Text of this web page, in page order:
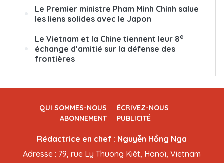
Le Premier ministre Pham Minh Chinh salue
les liens solides avec le Japon
Le Vietnam et la Chine tiennent leur 8e
échange d’amitié sur la défense des
frontières
QUI SOMMES-NOUS
ÉCRIVEZ-NOUS
ABONNEMENT
PUBLICITÉ
Rédactrice en chef : Nguyễn Hồng Nga
Adresse : 79, rue Ly Thuong Kiêt, Hanoï, Vietnam